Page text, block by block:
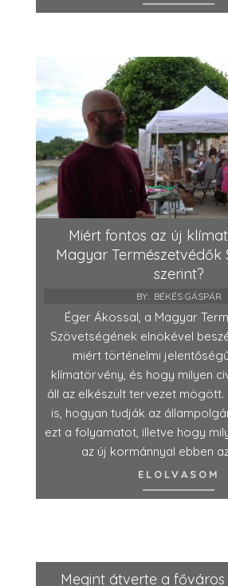
Miért fontos az új
Magyar Természetvédők
szerint?
BY: BÉKÉS GÁSPÁR
Éger Ákossal, a Magyar
Szövetségének elnökével
miért történelmi
klímatörvény, és hogy milyen
áll az elkészült tervezet
is, hogyan tudják az
ezt a folyamatot, illetve hogy
az új kormánnyal ebben
ELOLVASOM
Megint átverte a főváros